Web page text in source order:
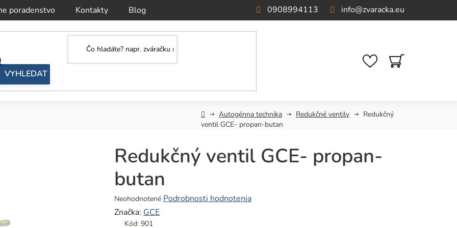
poradenstvo Kontakty Blog info@zvaracka.eu
0908994113
NÁKUPNÝ
KOŠÍK
DomovAutogénna technika Redukčné ventily
Redukčný
ventil GCE- propan-butan
Redukčný ventil GCE- propan-
butan
Priemerné
hodnotenie
produktu
Neohodnotené Podrobnosti hodnotenia
Značka: GCE
Kód: 901